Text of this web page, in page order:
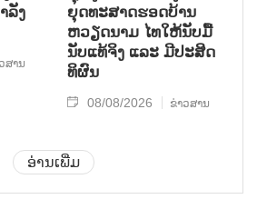
ລັງ
ສານ
ຍຸດ​ທະ​ສາດ​ຮອດ​ບ້ານ
ຫວຽດ​ນາມ ໄທ​ໃຫ້​ນັບ​ມື້​
ນັບ​ແທ້​ຈິງ ແລະ ມີ​ປະ​ສິດ​
ທິ​ຜົນ
08/08/2026 ຂ່າວສານ
ອ່ານເພີ່ມ